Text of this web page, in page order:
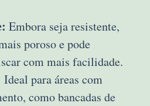
Embora seja resistente,
poroso e pode
com mais facilidade.
Ideal para áreas com
como bancadas de